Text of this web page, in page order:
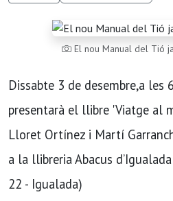
El nou Manual del Tió
Dissabte 3 de desembre,a les
presentarà el llibre 'Viatge al
Lloret Ortínez i Martí
a la llibreria Abacus
22 - Igualada)